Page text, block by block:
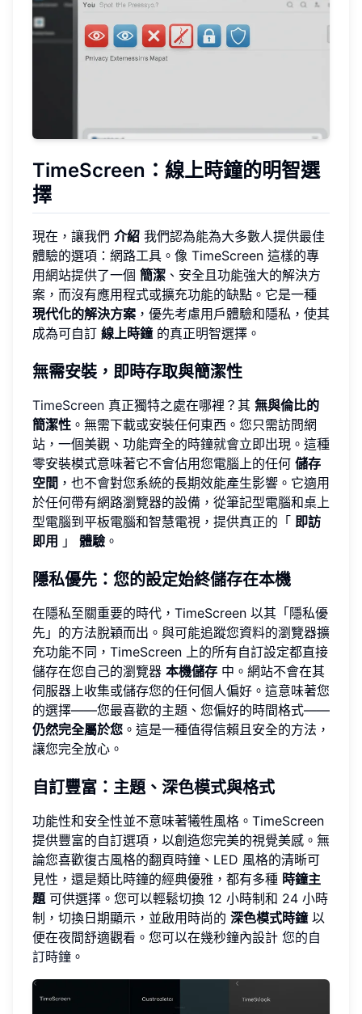
TimeScreen：線上時鐘的明智選
擇
現在，讓我們 介紹 我們認為能為大多數人提供最佳
體驗的選項：網路工具。像 TimeScreen 這樣的專
用網站提供了一個 簡潔 、安全且功能強大的解決方
案，而沒有應用程式或擴充功能的缺點。它是一種
現代化的解決方案 ，優先考慮用戶體驗和隱私，使其
成為可自訂 線上時鐘的真正明智選擇。
無需安裝，即時存取與簡潔性
TimeScreen 真正獨特之處在哪裡？其 無與倫比的
簡潔性 。無需下載或安裝任何東西。您只需訪問網
站，一個美觀、功能齊全的時鐘就會立即出現。這種
零安裝模式意味著它不會佔用您電腦上的任何 儲存
空間 ，也不會對您系統的長期效能產生影響。它適用
於任何帶有網路瀏覽器的設備，從筆記型電腦和桌上
型電腦到平板電腦和智慧電視，提供真正的「 即訪
即用 」 體驗 。
隱私優先：您的設定始終儲存在本機
在隱私至關重要的時代，TimeScreen 以其「隱私優
先」的方法脫穎而出。與可能追蹤您資料的瀏覽器擴
充功能不同，TimeScreen 上的所有自訂設定都直接
儲存在您自己的瀏覽器 本機儲存 中。網站不會在其
伺服器上收集或儲存您的任何個人偏好。這意味著您
的選擇——您最喜歡的主題、您偏好的時間格式——
仍然完全屬於您 。這是一種值得信賴且安全的方法，
讓您完全放心。
自訂豐富：主題、深色模式與格式
功能性和安全性並不意味著犧牲風格。TimeScreen
提供豐富的自訂選項，以創造您完美的視覺美感。無
論您喜歡復古風格的翻頁時鐘、LED 風格的清晰可
見性，還是類比時鐘的經典優雅，都有多種 時鐘主
題可供選擇。您可以輕鬆切換 12 小時制和 24 小時
制，切換日期顯示，並啟用時尚的 深色模式時鐘以
便在夜間舒適觀看。您可以在幾秒鐘內設計 您的自
訂時鐘 。